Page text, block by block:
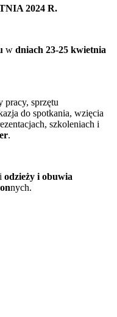
2024 R.
w dniach 23-25 kwietnia
pracy, sprzętu
do spotkania, wzięcia
szkoleniach i
.
odzieży i obuwia
nych.